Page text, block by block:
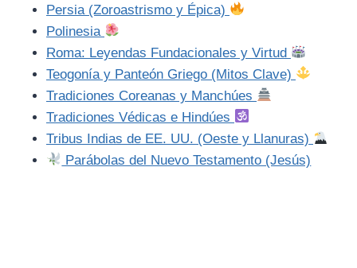
Persia (Zoroastrismo y Épica)
Polinesia
Roma: Leyendas Fundacionales y Virtud
Teogonía y Panteón Griego (Mitos Clave)
Tradiciones Coreanas y Manchúes
Tradiciones Védicas e Hindúes
Tribus Indias de EE. UU. (Oeste y Llanuras)
Parábolas del Nuevo Testamento (Jesús)